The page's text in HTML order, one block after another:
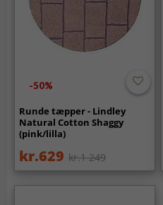
-50%
Runde tæpper - Lindley
Natural Cotton Shaggy
(pink/lilla)
kr.629 kr.1 249